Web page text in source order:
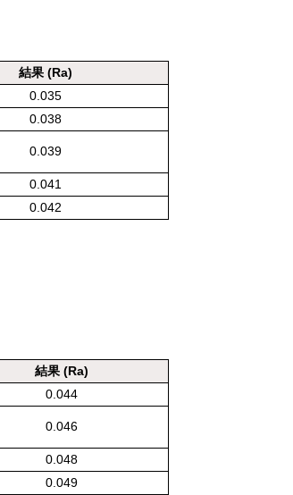
結果 (Ra)
0.035
0.038
0.039
0.041
0.042
結果 (Ra)
0.044
0.046
0.048
0.049